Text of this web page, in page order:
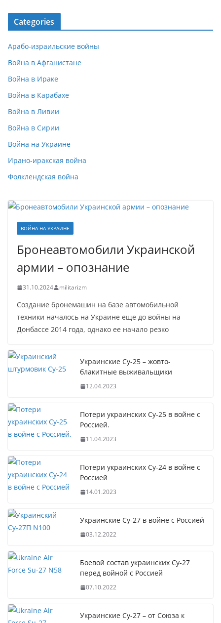
Categories
Арабо-израильские войны
Война в Афганистане
Война в Ираке
Война в Карабахе
Война в Ливии
Война в Сирии
Война на Украине
Ирано-иракская война
Фолклендская война
ВОЙНА НА УКРАИНЕ
Бронеавтомобили Украинской
армии – опознание
31.10.2024 militarizm
Создание бронемашин на базе автомобильной
техники началось на Украине еще до войны на
Донбассе 2014 года, однако ее начало резко
Украинские Су-25 – жовто-
блакитные выживальщики
12.04.2023
Потери украинских Су-25 в войне с
Россией.
11.04.2023
Потери украинских Су-24 в войне с
Россией
14.01.2023
Украинские Су-27 в войне с Россией
03.12.2022
Боевой состав украинских Су-27
перед войной с Россией
07.10.2022
Украинские Су-27 – от Союза к